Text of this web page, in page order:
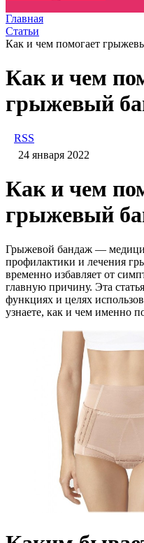
Главная
Статьи
Как и чем помогает
Как и чем
грыжевый
RSS
24 января 2022
Как и чем
грыжевый
Грыжевой бандаж —
профилактики и лечения
временно избавляет от
главную причину. Эта
функциях и целях
узнаете, как и чем именно